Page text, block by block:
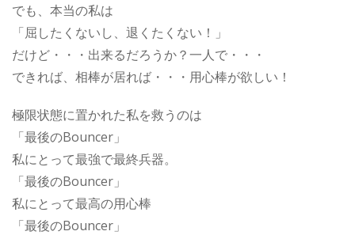
でも、本当の私は
「屈したくないし、退くたくない！」
だけど・・・出来るだろうか？一人で・・・
できれば、相棒が居れば・・・用心棒が欲しい！
極限状態に置かれた私を救うのは
「最後のBouncer」
私にとって最強で最終兵器。
「最後のBouncer」
私にとって最高の用心棒
「最後のBouncer」